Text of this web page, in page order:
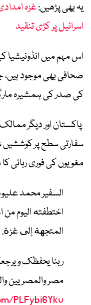
یہ بھی پڑھیں:غزہ
اسرائیل پر کڑی تنقید
اس مہم میں انڈونیشیا
کی صدر کی ہمشیرہ
پاکستان اور دیگر
سفارتی سطح پر کوششیں
مغویوں کی فوری رہائی
السفير محمد
اختطفته اليوم
المتجهة إلى غزة.
ربنا يحفظك
مصر والمصريين
PLFybi6Ykv